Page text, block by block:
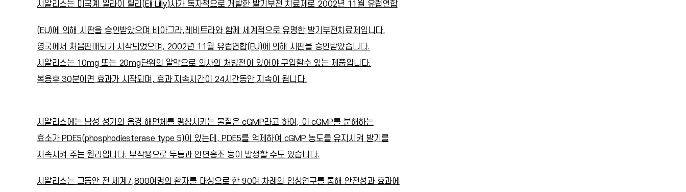
시알리스는 미국계 일라이 릴리(Eli Lilly)사가 독자적으로 개발한 발기부전 치료제로 2002년 11월 유럽연합
(EU)에 의해 시판을 승인받았으며 비아그라,레비트라와 함께 세계적으로 유명한 발기부전치료제입니다.
영국에서 처음판매되기 시작되었으며, 2002년 11월 유럽연합(EU)에 의해 시판을 승인받았습니다.
시알리스는 10mg 또는 20mg단위의 알약으로 의사의 처방전이 있어야 구입할수 있는 제품입니다.
복용후 30분이면 효과가 시작되며, 효과 지속시간이 24시간동안 지속이 됩니다.
시알리스에는 남성 성기의 음경 해면체를 팽창시키는 물질은 cGMP라고 하여, 이 cGMP를 분해하는
효소가 PDE5(phosphodiesterase type 5)이 있는데, PDE5를 억제하여 cGMP 농도를 유지시켜 발기를
지속시켜 주는 원리입니다. 부작용으로 두통과 안면홍조 등이 발생할 수도 있습니다.
시알리스는 그동안 전 세계7,800여명의 환자를 대상으로 한 90여 차례의 임상연구를 통해 안전성과 효과에